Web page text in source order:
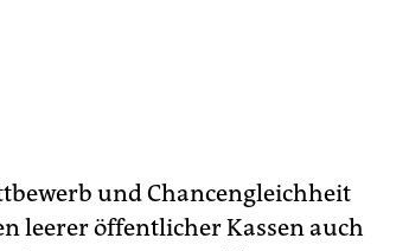
und Chancengleichheit
leerer öffentlicher Kassen auch